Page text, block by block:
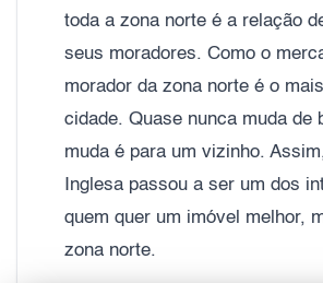
toda a zona norte é a relação
seus moradores. Como o
morador da zona norte é o
cidade. Quase nunca muda de
muda é para um vizinho.
Inglesa passou a ser um dos
quem quer um imóvel melhor,
zona norte.